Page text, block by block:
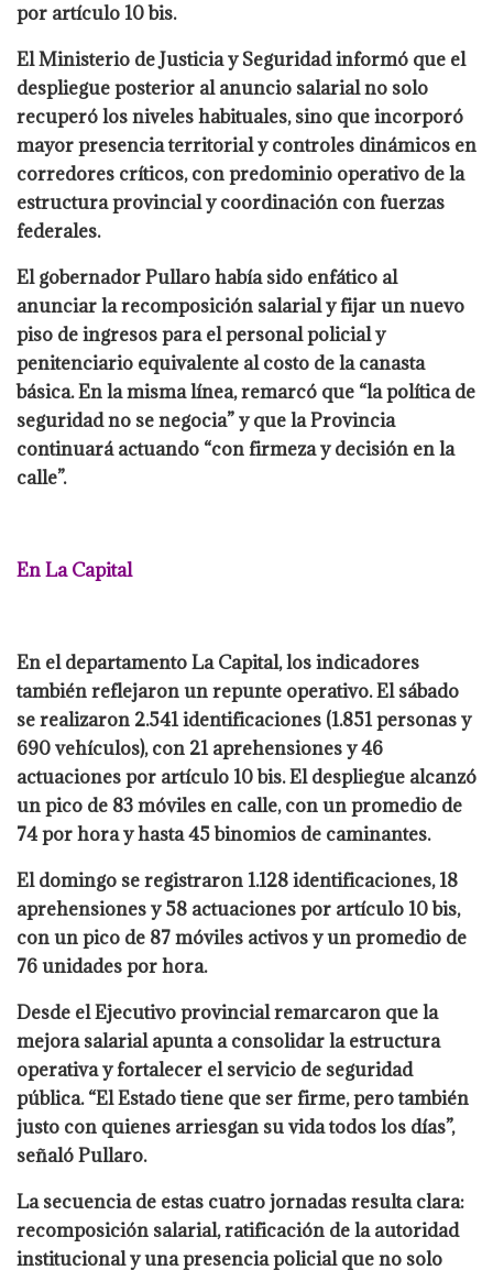
por artículo 10 bis.
El Ministerio de Justicia y Seguridad informó que el
despliegue posterior al anuncio salarial no solo
recuperó los niveles habituales, sino que incorporó
mayor presencia territorial y controles dinámicos en
corredores críticos, con predominio operativo de la
estructura provincial y coordinación con fuerzas
federales.
El gobernador Pullaro había sido enfático al
anunciar la recomposición salarial y fijar un nuevo
piso de ingresos para el personal policial y
penitenciario equivalente al costo de la canasta
básica. En la misma línea, remarcó que “la política de
seguridad no se negocia” y que la Provincia
continuará actuando “con firmeza y decisión en la
calle”.
En La Capital
En el departamento La Capital, los indicadores
también reflejaron un repunte operativo. El sábado
se realizaron 2.541 identificaciones (1.851 personas y
690 vehículos), con 21 aprehensiones y 46
actuaciones por artículo 10 bis. El despliegue alcanzó
un pico de 83 móviles en calle, con un promedio de
74 por hora y hasta 45 binomios de caminantes.
El domingo se registraron 1.128 identificaciones, 18
aprehensiones y 58 actuaciones por artículo 10 bis,
con un pico de 87 móviles activos y un promedio de
76 unidades por hora.
Desde el Ejecutivo provincial remarcaron que la
mejora salarial apunta a consolidar la estructura
operativa y fortalecer el servicio de seguridad
pública. “El Estado tiene que ser firme, pero también
justo con quienes arriesgan su vida todos los días”,
señaló Pullaro.
La secuencia de estas cuatro jornadas resulta clara:
recomposición salarial, ratificación de la autoridad
institucional y una presencia policial que no solo